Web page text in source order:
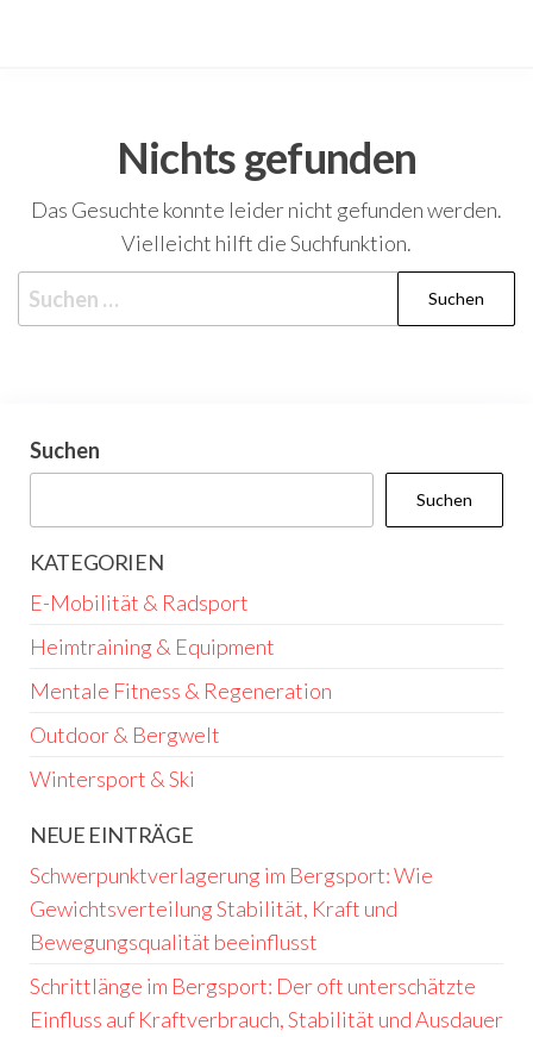
Nichts gefunden
Das Gesuchte konnte leider nicht gefunden werden.
Vielleicht hilft die Suchfunktion.
nach:
Suchen
Suchen
KATEGORIEN
E-Mobilität & Radsport
Heimtraining & Equipment
Mentale Fitness & Regeneration
Outdoor & Bergwelt
Wintersport & Ski
NEUE EINTRÄGE
Schwerpunktverlagerung im Bergsport: Wie
Gewichtsverteilung Stabilität, Kraft und
Bewegungsqualität beeinflusst
Schrittlänge im Bergsport: Der oft unterschätzte
Einfluss auf Kraftverbrauch, Stabilität und Ausdauer